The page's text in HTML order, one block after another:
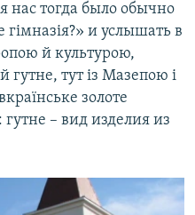
нас тогда было обычно
и услышать в
й культурою,
гутне, тут із Мазепою і
золоте
– вид изделия из